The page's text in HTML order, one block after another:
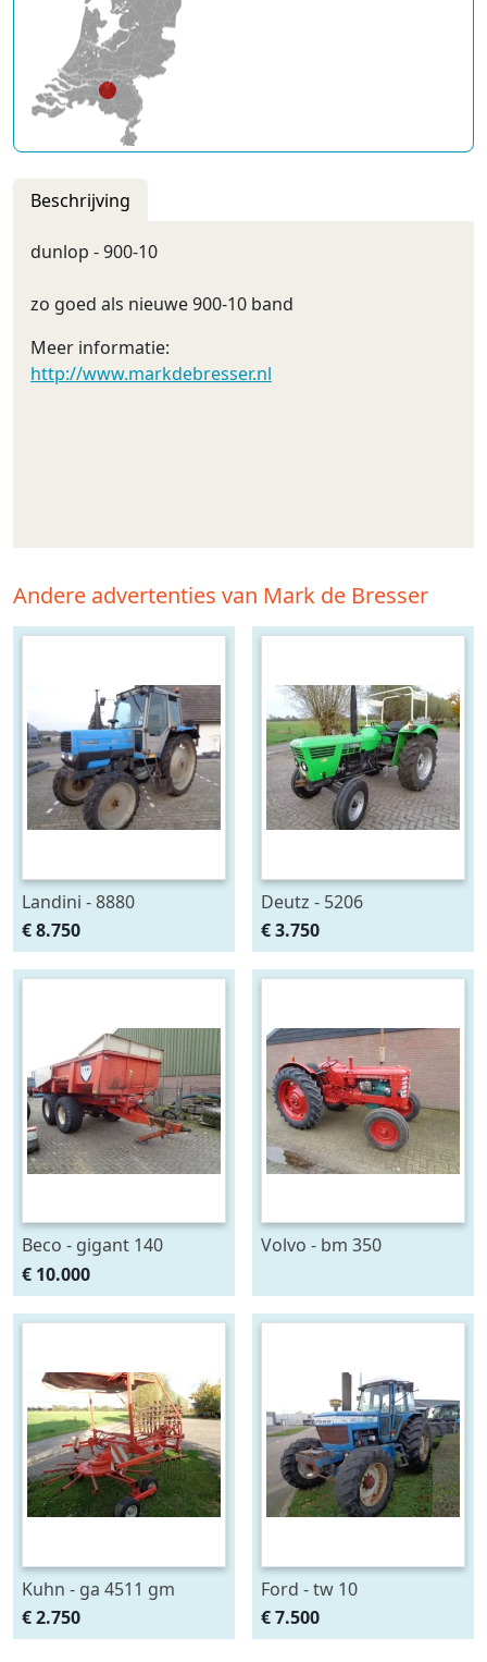
Beschrijving
dunlop - 900-10
zo goed als nieuwe 900-10 band
Meer informatie:
http://www.markdebresser.nl
Andere advertenties van Mark de Bresser
Landini - 8880
€ 8.750
Deutz - 5206
€ 3.750
Beco - gigant 140
€ 10.000
Volvo - bm 350
Kuhn - ga 4511 gm
€ 2.750
Ford - tw 10
€ 7.500